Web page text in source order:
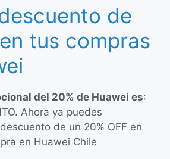
de
tus compras
del 20% de Huawei es:
Ahora ya puedes
de un 20% OFF en
en Huawei Chile